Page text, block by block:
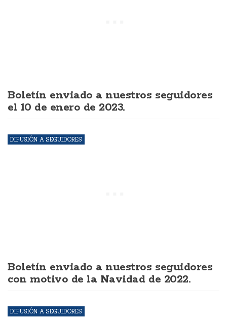
Boletín enviado a nuestros seguidores
el 10 de enero de 2023.
DIFUSIÓN A SEGUIDORES
Boletín enviado a nuestros seguidores
con motivo de la Navidad de 2022.
DIFUSIÓN A SEGUIDORES